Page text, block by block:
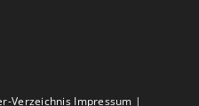
Verzeichnis Impressum |